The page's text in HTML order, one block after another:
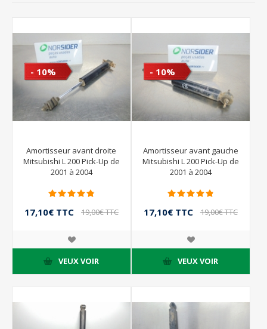
- 10%
Amortisseur avant droite
Mitsubishi L 200 Pick-Up de
2001 à 2004
17,10€ TTC 19,00€ TTC
VEUX VOIR
- 10%
Amortisseur avant gauche
Mitsubishi L 200 Pick-Up de
2001 à 2004
17,10€ TTC 19,00€ TTC
VEUX VOIR